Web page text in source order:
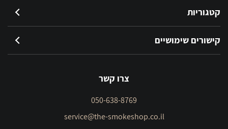
קטגוריות
קישורים שימושיים
צרו קשר
050-638-8769
service@the-smokeshop.co.il